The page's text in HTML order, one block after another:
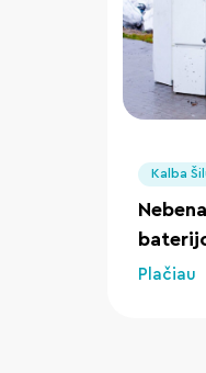
Kalba
Plačiau